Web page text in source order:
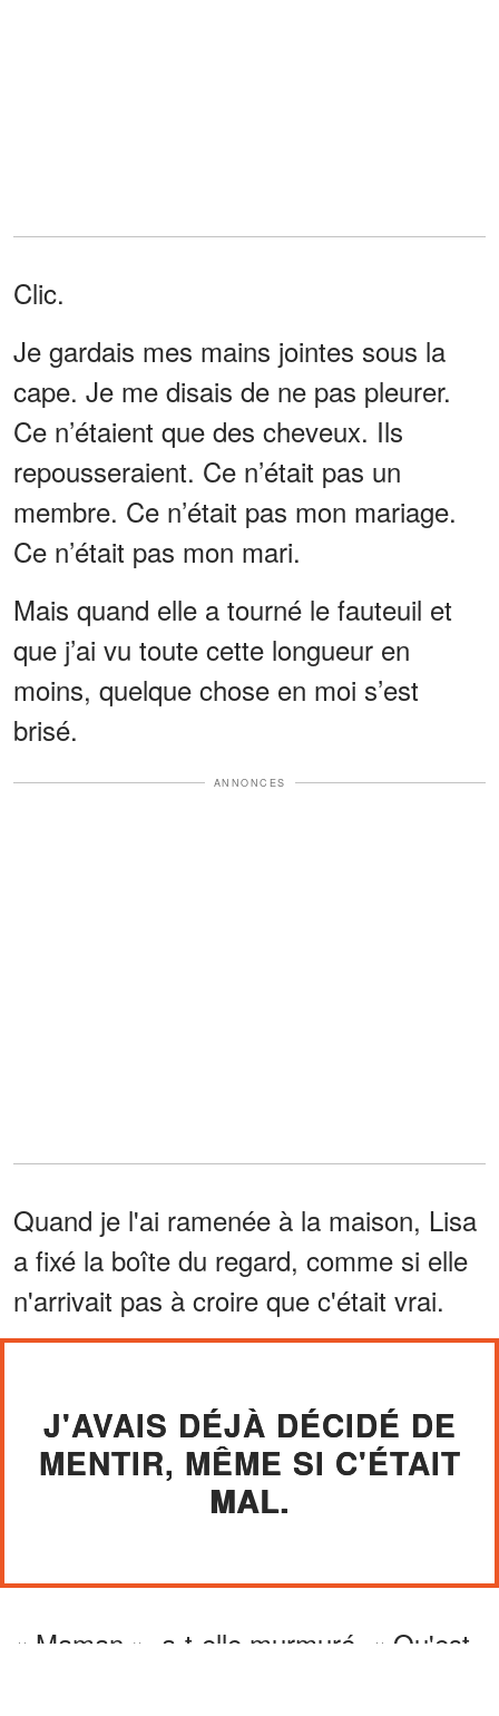
Clic.
Je gardais mes mains jointes sous la
cape. Je me disais de ne pas pleurer.
Ce n’étaient que des cheveux. Ils
repousseraient. Ce n’était pas un
membre. Ce n’était pas mon mariage.
Ce n’était pas mon mari.
Mais quand elle a tourné le fauteuil et
que j’ai vu toute cette longueur en
moins, quelque chose en moi s’est
brisé.
ANNONCES
Quand je l'ai ramenée à la maison, Lisa
a fixé la boîte du regard, comme si elle
n'arrivait pas à croire que c'était vrai.
J'AVAIS DÉJÀ DÉCIDÉ DE
MENTIR, MÊME SI C'ÉTAIT
MAL.
« Maman », a-t-elle murmuré. « Qu'est-